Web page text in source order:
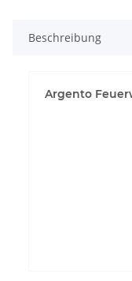
Beschreibung
Argento